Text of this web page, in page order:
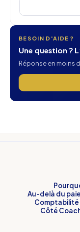
BESOIN D'AIDE ?
Une question ?
Réponse en moins
Au-delà du
Comptabilité
Côté